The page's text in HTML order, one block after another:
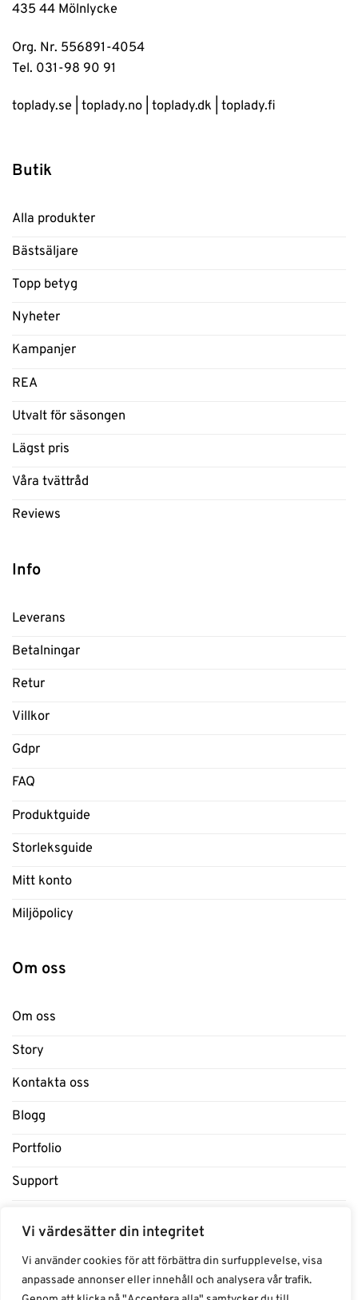
Vi värdesätter din integritet
Vi använder cookies för att förbättra din surfupplevelse, visa
anpassade annonser eller innehåll och analysera vår trafik.
435 44 Mölnlycke
Org. Nr. 556891-4054
Tel. 031-98 90 91
toplady.se toplady.no toplady.dk toplady.fi
Butik
Alla produkter
Bästsäljare
Topp betyg
Nyheter
Kampanjer
REA
Utvalt för säsongen
Lägst pris
Våra tvättråd
Reviews
Info
Leverans
Betalningar
Retur
Villkor
Gdpr
FAQ
Produktguide
Storleksguide
Mitt konto
Miljöpolicy
Om oss
Om oss
Story
Kontakta oss
Blogg
Portfolio
Support